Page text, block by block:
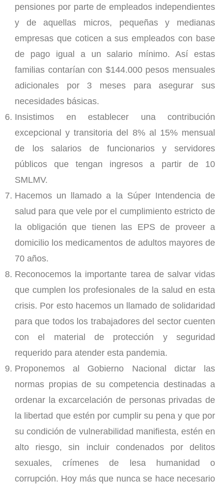
pensiones por parte de empleados independientes
y de aquellas micros, pequeñas y medianas
empresas que coticen a sus empleados con base
de pago igual a un salario mínimo. Así estas
familias contarían con $144.000 pesos mensuales
adicionales por 3 meses para asegurar sus
necesidades básicas.
Insistimos en establecer una contribución
excepcional y transitoria del 8% al 15% mensual
de los salarios de funcionarios y servidores
públicos que tengan ingresos a partir de 10
SMLMV.
Hacemos un llamado a la Súper Intendencia de
salud para que vele por el cumplimiento estricto de
la obligación que tienen las EPS de proveer a
domicilio los medicamentos de adultos mayores de
70 años.
Reconocemos la importante tarea de salvar vidas
que cumplen los profesionales de la salud en esta
crisis. Por esto hacemos un llamado de solidaridad
para que todos los trabajadores del sector cuenten
con el material de protección y seguridad
requerido para atender esta pandemia.
Proponemos al Gobierno Nacional dictar las
normas propias de su competencia destinadas a
ordenar la excarcelación de personas privadas de
la libertad que estén por cumplir su pena y que por
su condición de vulnerabilidad manifiesta, estén en
alto riesgo, sin incluir condenados por delitos
sexuales, crímenes de lesa humanidad o
corrupción. Hoy más que nunca se hace necesario